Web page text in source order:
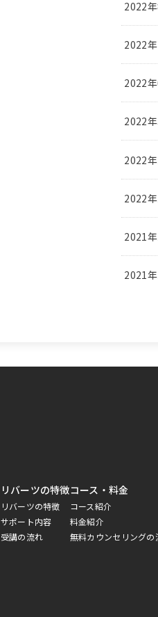
2022
2022
2022
2022
2022
2022
2021
2021
リバーツの特徴
リバーツの特徴
サポート内容
受講の流れ
コース・料金
コース紹介
料金紹介
無料カウンセリングの